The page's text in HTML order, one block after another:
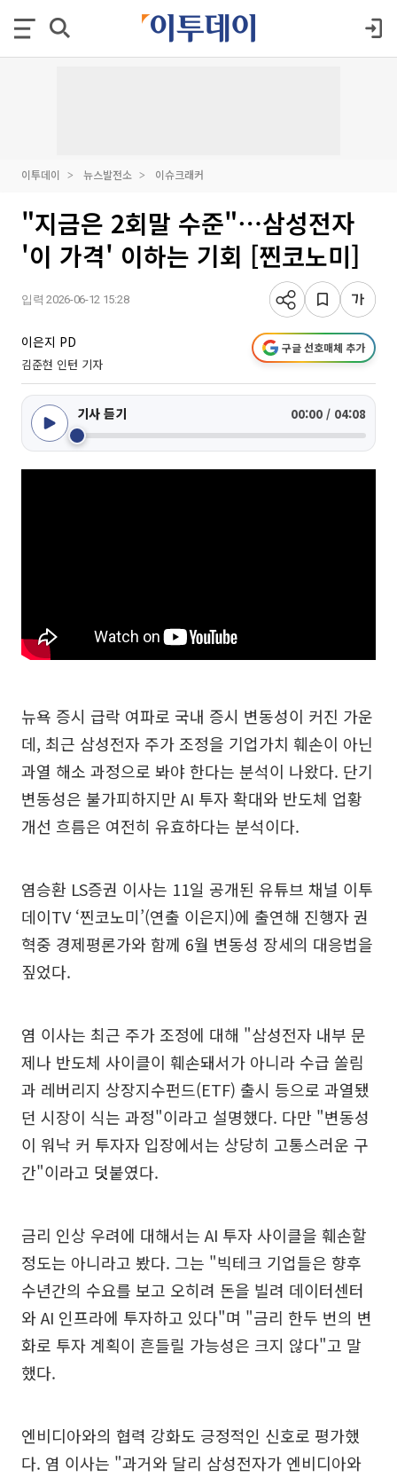
이투데이 뉴스발전소 이슈크래커
"지금은 2회말 수준"⋯삼성전자
'이 가격' 이하는 기회 [찐코노미]
입력 2026-06-12 15:28
이은지 PD
김준현 인턴 기자
구글 선호매체 추가
기사 듣기 00:00 / 04:08
뉴욕 증시 급락 여파로 국내 증시 변동성이 커진 가운
데, 최근 삼성전자 주가 조정을 기업가치 훼손이 아닌
과열 해소 과정으로 봐야 한다는 분석이 나왔다. 단기
변동성은 불가피하지만 AI 투자 확대와 반도체 업황
개선 흐름은 여전히 유효하다는 분석이다.
염승환 LS증권 이사는 11일 공개된 유튜브 채널 이투
데이TV ‘찐코노미’(연출 이은지)에 출연해 진행자 권
혁중 경제평론가와 함께 6월 변동성 장세의 대응법을
짚었다.
염 이사는 최근 주가 조정에 대해 "삼성전자 내부 문
제나 반도체 사이클이 훼손돼서가 아니라 수급 쏠림
과 레버리지 상장지수펀드(ETF) 출시 등으로 과열됐
던 시장이 식는 과정"이라고 설명했다. 다만 "변동성
이 워낙 커 투자자 입장에서는 상당히 고통스러운 구
간"이라고 덧붙였다.
금리 인상 우려에 대해서는 AI 투자 사이클을 훼손할
정도는 아니라고 봤다. 그는 "빅테크 기업들은 향후
수년간의 수요를 보고 오히려 돈을 빌려 데이터센터
와 AI 인프라에 투자하고 있다"며 "금리 한두 번의 변
화로 투자 계획이 흔들릴 가능성은 크지 않다"고 말
했다.
엔비디아와의 협력 강화도 긍정적인 신호로 평가했
다. 염 이사는 "과거와 달리 삼성전자가 엔비디아와